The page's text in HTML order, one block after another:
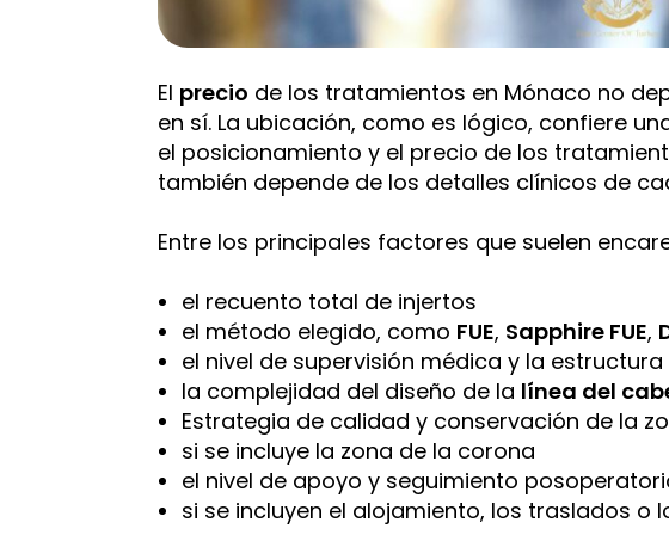
El precio de los tratamientos en Mónaco no
en sí. La ubicación, como es lógico, confiere
el posicionamiento y el precio de los
también depende de los detalles clínicos de
Entre los principales factores que suelen
el recuento total de injertos
el método elegido, como FUE, Sapphire FUE,
el nivel de supervisión médica y la
la complejidad del diseño de la línea del
Estrategia de calidad y conservación de la
si se incluye la zona de la corona
el nivel de apoyo y seguimiento
si se incluyen el alojamiento, los traslados o